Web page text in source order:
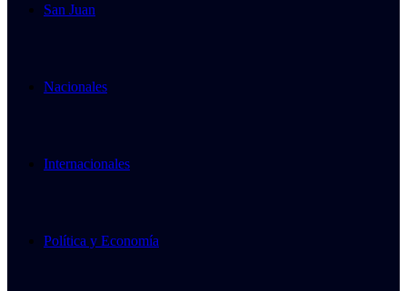
San Juan
Nacionales
Internacionales
Política y Economía